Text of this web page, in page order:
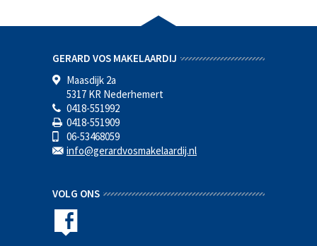
GERARD VOS MAKELAARDIJ
Maasdijk 2a
5317 KR Nederhemert
0418-551992
0418-551909
06-53468059
info@gerardvosmakelaardij.nl
VOLG ONS